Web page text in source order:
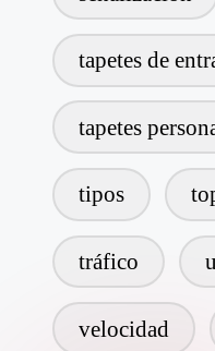
tapetes de
tapetes
tipos
tráfico
velocidad